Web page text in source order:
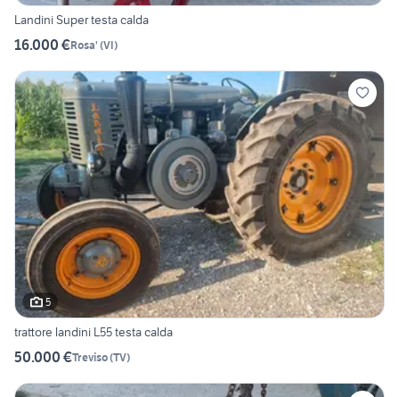
Landini Super testa calda
16.000 €Rosa' (VI)
5
trattore landini L55 testa calda
50.000 €Treviso(TV)